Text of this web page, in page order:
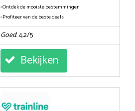
• Ontdek de mooiste bestemmingen
• Profiteer van de beste deals
Goed: 4,2/5
Bekijken